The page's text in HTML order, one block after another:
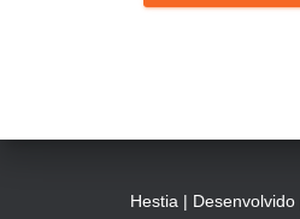
Hestia | Desenvolvido